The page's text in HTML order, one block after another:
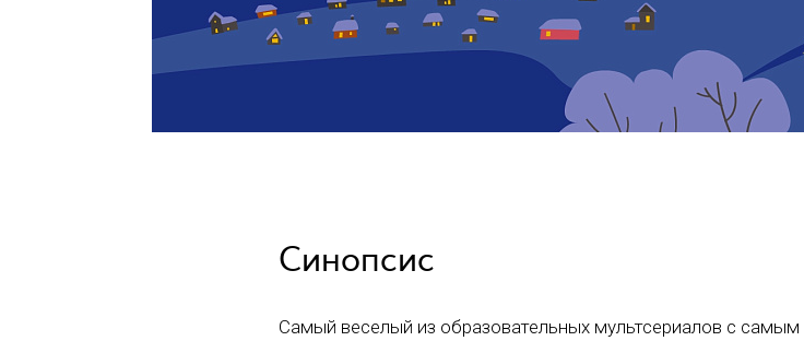
Синопсис
Самый веселый из образовательных мультсериалов с